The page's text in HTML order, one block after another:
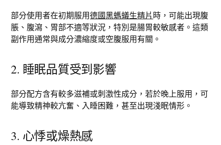
部分使用者在初期服用德國黑螞蟻生精片時，可能出現腹
脹、腹瀉、胃部不適等狀況，特別是腸胃較敏感者。這類
副作用通常與成分濃縮度或空腹服用有關。
2. 睡眠品質受到影響
部分配方含有較多滋補或刺激性成分，若於晚上服用，可
能導致精神較亢奮、入睡困難，甚至出現淺眠情形。
3. 心悸或燥熱感